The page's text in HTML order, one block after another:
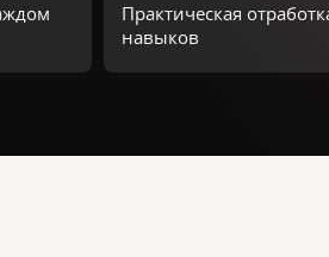
Практическая
навыков